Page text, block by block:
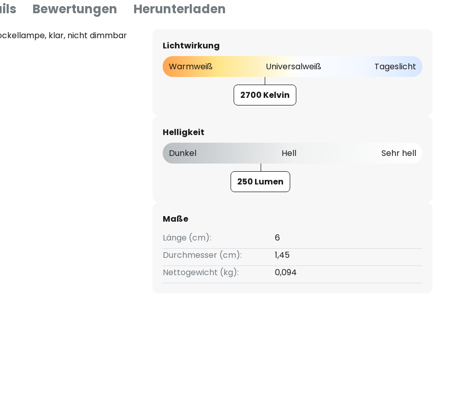
Bewertungen Herunterladen
klar, nicht dimmbar
Lichtwirkung
Warmweiß
Universalweiß Tageslicht
2700 Kelvin
Helligkeit
Dunkel
Hell Sehr hell
250 Lumen
Maße
Länge (cm):
6
Durchmesser (cm):
1,45
Nettogewicht (kg):
0,094